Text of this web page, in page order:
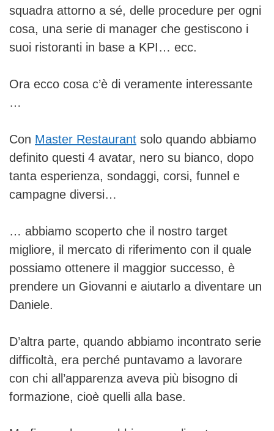
squadra attorno a sé, delle procedure per ogni
cosa, una serie di manager che gestiscono i
suoi ristoranti in base a KPI… ecc.
Ora ecco cosa c’è di veramente interessante
…
Con Master Restaurant solo quando abbiamo
definito questi 4 avatar, nero su bianco, dopo
tanta esperienza, sondaggi, corsi, funnel e
campagne diversi…
… abbiamo scoperto che il nostro target
migliore, il mercato di riferimento con il quale
possiamo ottenere il maggior successo, è
prendere un Giovanni e aiutarlo a diventare un
Daniele.
D’altra parte, quando abbiamo incontrato serie
difficoltà, era perché puntavamo a lavorare
con chi all’apparenza aveva più bisogno di
formazione, cioè quelli alla base.